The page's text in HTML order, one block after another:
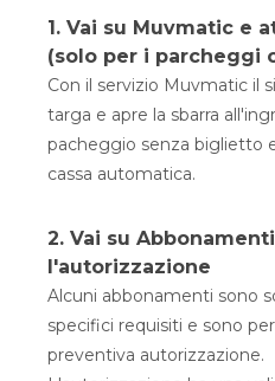
1. Vai su Muvmatic e
(solo per i parcheggi
Con il servizio Muvmatic il
targa e apre la sbarra
pacheggio senza biglietto
cassa automatica.
2. Vai su
l'autorizzazione
Alcuni abbonamenti sono
specifici requisiti e sono
preventiva autorizzazione.